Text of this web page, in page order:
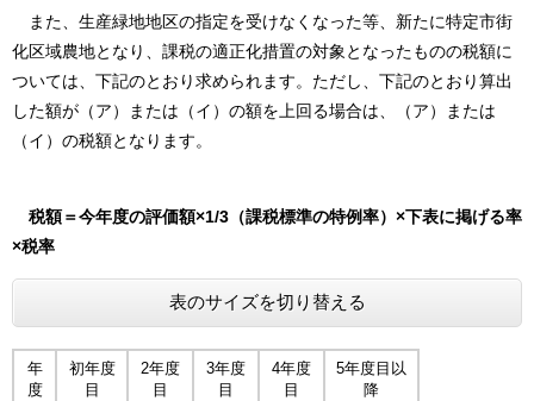
また、生産緑地地区の指定を受けなくなった等、新たに特定市街
化区域農地となり、課税の適正化措置の対象となったものの税額に
ついては、下記のとおり求められます。ただし、下記のとおり算出
した額が（ア）または（イ）の額を上回る場合は、（ア）または
（イ）の税額となります。
税額＝今年度の評価額×1/3（課税標準の特例率）×下表に掲げる率
×税率
表のサイズを切り替える
年
度
初年度
目
2年度
目
3年度
目
4年度
目
5年度目以
降